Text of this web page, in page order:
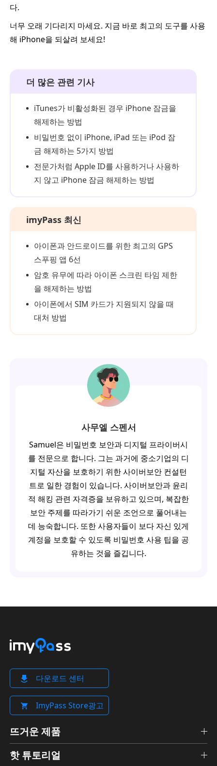
다.
너무 오래 기다리지 마세요. 지금 바로 최고의 도구를 사용
해 iPhone을 되살려 보세요!
더 많은 관련 기사
iTunes가 비활성화된 경우 iPhone 잠금을
해제하는 방법
비밀번호 없이 iPhone, iPad 또는 iPod 잠
금 해제하는 5가지 방법
전문가처럼 Apple ID를 사용하거나 사용하
지 않고 iPhone 잠금 해제하는 방법
imyPass 최신
아이폰과 안드로이드를 위한 최고의 GPS
스푸핑 앱 6선
암호 유무에 따라 아이폰 스크린 타임 제한
을 해제하는 방법
아이폰에서 SIM 카드가 지원되지 않을 때
대처 방법
사무엘 스펜서
Samuel은 비밀번호 보안과 디지털 프라이버시
를 전문으로 합니다. 그는 과거에 중소기업의 디
지털 자산을 보호하기 위한 사이버보안 컨설턴
트로 일한 경험이 있습니다. 사이버보안과 윤리
적 해킹 관련 자격증을 보유하고 있으며, 복잡한
보안 주제를 따라가기 쉬운 조언으로 풀어내는
데 능숙합니다. 또한 사용자들이 보다 자신 있게
계정을 보호할 수 있도록 비밀번호 사용 팁을 공
유하는 것을 즐깁니다.
다운로드 센터
ImyPass Store광고
뜨거운 제품
핫 튜토리얼